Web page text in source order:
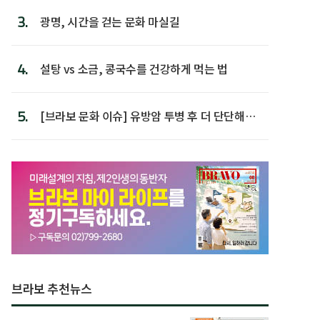
3. 광명, 시간을 걷는 문화 마실길
4. 설탕 vs 소금, 콩국수를 건강하게 먹는 법
5.
[브라보 문화 이슈] 유방암 투병 후 더 단단해진
브라보 추천뉴스